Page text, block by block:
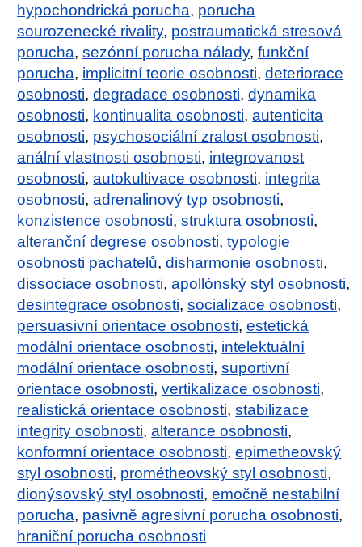
hypochondrická porucha, porucha
sourozenecké rivality, postraumatická stresová
porucha,sezónní porucha nálady,funkční
porucha, implicitní teorie osobnosti,deteriorace
osobnosti,degradace osobnosti,dynamika
osobnosti, kontinualita osobnosti,autenticita
osobnosti, psychosociální zralost osobnosti,
anální vlastnosti osobnosti, integrovanost
osobnosti,autokultivace osobnosti, integrita
osobnosti,adrenalinový typ osobnosti,
konzistence osobnosti,struktura osobnosti,
alteranční degrese osobnosti,typologie
osobnosti pachatelů,disharmonie osobnosti,
dissociace osobnosti,apollónský styl osobnosti,
desintegrace osobnosti,socializace osobnosti,
persuasivní orientace osobnosti,estetická
modální orientace osobnosti, intelektuální
modální orientace osobnosti,suportivní
orientace osobnosti,vertikalizace osobnosti,
realistická orientace osobnosti,stabilizace
integrity osobnosti,alterance osobnosti,
konformní orientace osobnosti,epimetheovský
styl osobnosti, prométheovský styl osobnosti,
dionýsovský styl osobnosti,emočně nestabilní
porucha, pasivně agresivní porucha osobnosti,
hraniční porucha osobnosti